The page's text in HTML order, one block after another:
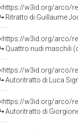
<https://w3id.org/arco/
Ritratto di Guillaume
<https://w3id.org/arco/
Quattro nudi maschili
<https://w3id.org/arco/
Autoritratto di Luca
<https://w3id.org/arco/
Autoritratto di